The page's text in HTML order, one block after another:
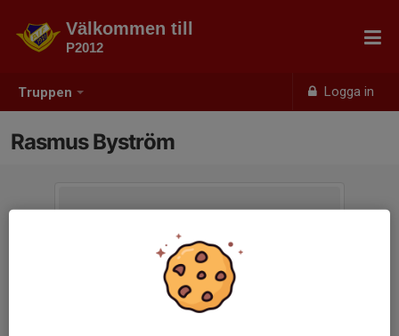
Truppen Logga in
Välkommen till
P2012
Rasmus Byström